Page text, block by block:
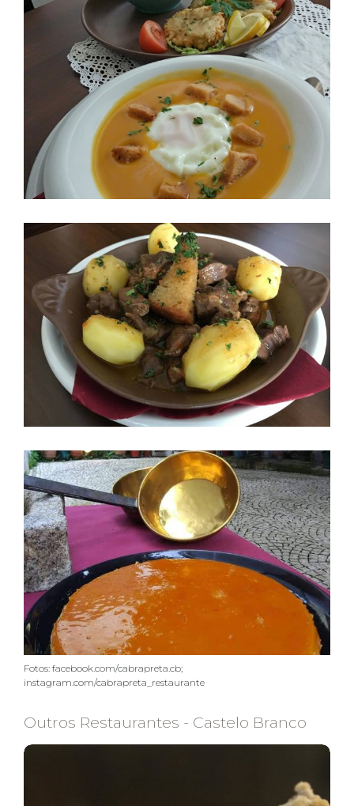
Fotos: facebook.com/cabrapreta.cb;
instagram.com/cabrapreta_restaurante
Outros Restaurantes - Castelo Branco